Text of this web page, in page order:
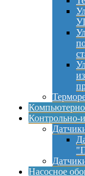
Контрольно-
Насосное